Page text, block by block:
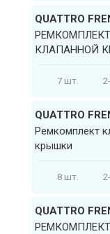
QUATTRO
КЛАПАННОЙ
7 шт.
QUATTRO
Ремкомплект
крышки
8 шт.
QUATTRO